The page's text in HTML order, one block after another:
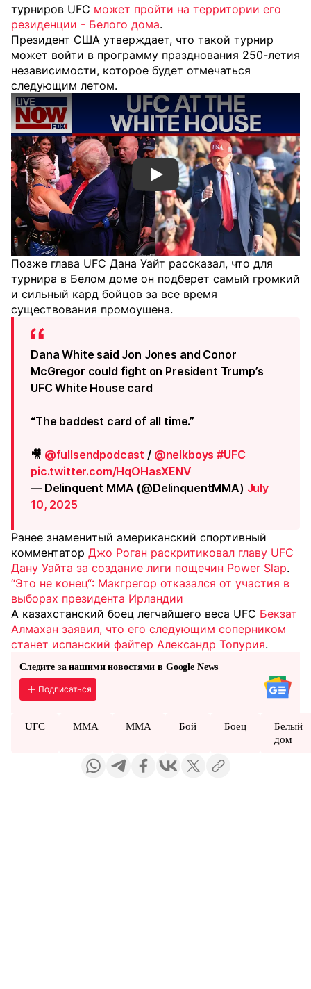
турниров UFC может пройти на территории его
резиденции - Белого дома.
Президент США утверждает, что такой турнир
может войти в программу празднования 250-летия
независимости, которое будет отмечаться
следующим летом.
Смотреть видео YouTube
Позже глава UFC Дана Уайт рассказал, что для
турнира в Белом доме он подберет самый громкий
и сильный кард бойцов за все время
существования промоушена.
Dana White said Jon Jones and Conor
McGregor could fight on President Trump’s
UFC White House card
“The baddest card of all time.”
🎥 @fullsendpodcast / @nelkboys #UFC
pic.twitter.com/HqOHasXENV
— Delinquent MMA (@DelinquentMMA) July
10, 2025
Ранее знаменитый американский спортивный
комментатор Джо Роган раскритиковал главу UFC
Дану Уайта за создание лиги пощечин Power Slap.
“Это не конец“: Макгрегор отказался от участия в
выборах президента Ирландии
А казахстанский боец легчайшего веса UFC Бекзат
Алмахан заявил, что его следующим соперником
станет испанский файтер Александр Топурия.
Следите за нашими новостями в Google News
Подписаться
UFC MMA ММА Бой Боец
Белый
дом